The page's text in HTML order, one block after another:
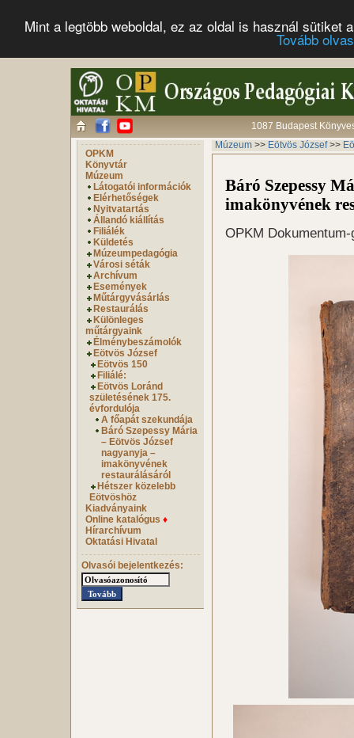
Mint a legtöbb weboldal, ez az oldal is használ sütiket
Tovább
1087 Budapest
OPKM
Könyvtár
Múzeum
Látogatói információk
Elérhetőségek
Nyitvatartás
Állandó kiállítás
Filiálék
Küldetés
Múzeumpedagógia
Városi séták
Archívum
Események
Műtárgyvásárlás
Restaurálás
Különleges
műtárgyaink
Élménybeszámolók
Eötvös József
Eötvös 150
Filiálé:
Eötvös Loránd
születésének 175.
évfordulója
A főapát szekundája
Báró Szepessy Mária
– Eötvös József
nagyanyja –
imakönyvének
restaurálásáról
Hétszer közelebb
Eötvöshöz
Kiadványaink
Online katalógus ♦
Hírarchívum
Oktatási Hivatal
Olvasói bejelentkezés:
Múzeum >> Eötvös József>>
Báró Szepessy
imakönyvének
OPKM